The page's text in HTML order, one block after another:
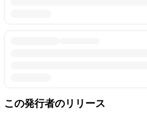
この発行者のリリース